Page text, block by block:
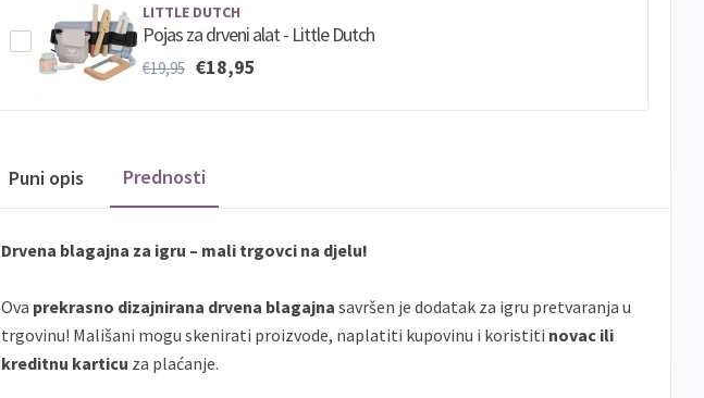
LITTLE DUTCH
Pojas za drveni alat - Little Dutch
€19,95 €18,95
Puni opis Prednosti
Drvena blagajna za igru – mali trgovci na djelu!
Ova prekrasno dizajnirana drvena blagajna savršen je dodatak za igru pretvaranja u
trgovinu! Mališani mogu skenirati proizvode, naplatiti kupovinu i koristiti novac ili
kreditnu karticu za plaćanje.